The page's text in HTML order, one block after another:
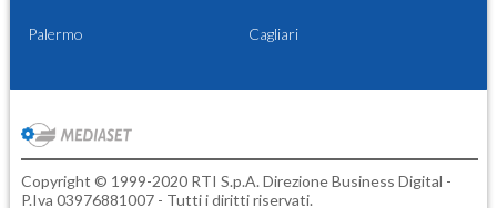
Palermo Cagliari
Copyright © 1999-2020 RTI S.p.A. Direzione Business Digital -
P.Iva 03976881007 - Tutti i diritti riservati.